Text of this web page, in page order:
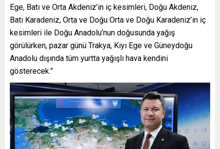
Ege, Batı ve Orta Akdeniz’in iç kesimleri, Doğu Akdeniz,
Batı Karadeniz, Orta ve Doğu Orta ve Doğu Karadeniz’in iç
kesimleri ile Doğu Anadolu’nun doğusunda yağış
görülürken, pazar günü Trakya, Kıyı Ege ve Güneydoğu
Anadolu dışında tüm yurtta yağışlı hava kendini
gösterecek.”